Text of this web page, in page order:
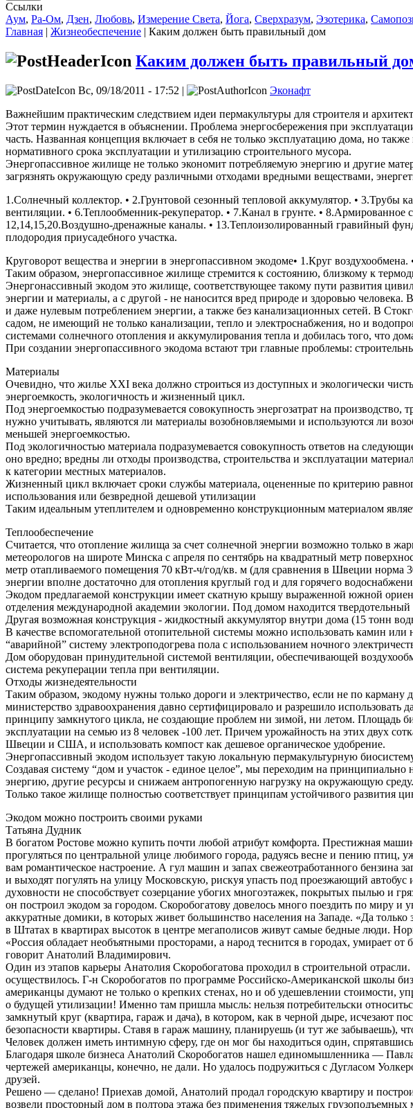
Ссылки
Аум, Ра-Ом, Дзен, Любовь, Измерение Света, Йога, Сверхразум, Эзотерика,
Главная | Жизнеобеспечение | Каким должен быть правильный дом
Каким должен быть правильный
Вс, 09/18/2011 - 17:52 |
Эконафт
Важнейшим практическим следствием идеи пермакультуры для строителя и
Этот термин нуждается в объяснении. Проблема энергосбережения при
часть. Названная концепция включает в себя не только эксплуатацию дома, но
нормативного срока эксплуатации и утилизацию строительного мусора.
Энергопассивное жилище не только экономит потребляемую энергию и другие
загрязнять окружающую среду различными отходами вредными веществами,
1.Солнечный коллектор. • 2.Грунтовой сезонный тепловой аккумулятор. •
вентиляции. • 6.Теплообменник-рекуператор. • 7.Канал в грунте. •
12,14,15,20.Воздушно-дренажные каналы. • 13.Теплоизолированный гравийный
плодородия приусадебного участка.
Круговорот вещества и энергии в энергопассивном экодоме• 1.Круг
Таким образом, энергопассивное жилище стремится к состоянию, близкому к
Энергонассивный экодом это жилище, соответствующее такому пути развития
энергии и материалы, а с другой - не наносится вред природе и здоровью
и даже нулевым потреблением энергии, а также без канализационных сетей. В
садом, не имеющий не только канализации, тепло и электроснабжения, но и
системами солнечного отопления и аккумулирования тепла и добилась того, что
При создании энергопассивного экодома встают три главные проблемы:
Материалы
Очевидно, что жилье XXI века должно строиться из доступных и экологически
энергоемкость, экологичность и жизненный цикл.
Под энергоемкостью подразумевается совокупность энергозатрат на
нужно учитывать, являются ли материалы возобновляемыми и используются ли
меньшей энергоемкостью.
Под экологичностью материала подразумевается совокупность ответов на
оно вредно; вредны ли отходы производства, строительства и эксплуатации
к категории местных материалов.
Жизненный цикл включает сроки службы материала, оцененные по критерию
использования или безвредной дешевой утилизации
Таким идеальным утеплителем и одновременно конструкционным материалом
Теплообеспечение
Считается, что отопление жилища за счет солнечной энергии возможно только в
метеорологов на широте Минска с апреля по сентябрь на квадратный метр
метр отапливаемого помещения 70 кВт-ч/год/кв. м (для сравнения в Швеции норма
энергии вполне достаточно для отопления круглый год и для горячего
Экодом предлагаемой конструкции имеет скатную крышу выраженной южной
отделения международной академии экологии. Под домом находится
Другая возможная конструкция - жидкостный аккумулятор внутри дома (15 тонн
В качестве вспомогательной отопительной системы можно использовать камин
“аварийной” систему электроподогрева пола с использованием ночного
Дом оборудован принудительной системой вентиляции, обеспечивающей
система рекуперации тепла при вентиляции.
Отходы жизнедеятельности
Таким образом, экодому нужны только дороги и электричество, если не по
министерство здравоохранения давно сертифицировало и разрешило
принципу замкнутого цикла, не создающие проблем ни зимой, ни летом. Площадь
эксплуатации на семью из 8 человек -100 лет. Причем урожайность на этих двух
Швеции и США, и использовать компост как дешевое органическое удобрение.
Энергопассивный экодом использует такую локальную пермакультурную
Создавая систему “дом и участок - единое целое”, мы переходим на
энергию, другие ресурсы и снижаем антропогенную нагрузку на окружающую
Только такое жилище полностью соответствует принципам устойчивого развития
Экодом можно построить своими руками
Татьяна Дудник
В богатом Ростове можно купить почти любой атрибут комфорта. Престижная
прогуляться по центральной улице любимого города, радуясь весне и пению птиц,
вам романтическое настроение. А гул машин и запах свежеотработанного бензина
и выходят погулять на улицу Московскую, рискуя упасть под проезжающий
духовности не способствует созерцание убогих многоэтажек, покрытых пылью и
он построил экодом за городом. Скоробогатову довелось много поездить по миру
аккуратные домики, в которых живет большинство населения на Западе. «Да
в Штатах в квартирах высоток в центре мегаполисов живут самые бедные люди.
«Россия обладает необъятными просторами, а народ теснится в городах, умирает
говорит Анатолий Владимирович.
Один из этапов карьеры Анатолия Скоробогатова проходил в строительной
осуществилось. Г-н Скоробогатов по программе Российско-Американской школы
американцы думают не только о крепких стенах, но и об удешевлении стоимости,
о будущей утилизации! Именно там пришла мысль: нельзя потребительски
замкнутый круг (квартира, гараж и дача), в котором, как в черной дыре, исчезают
безопасности квартиры. Ставя в гараж машину, планируешь (и тут же забываешь),
Человек должен иметь интимную сферу, где он мог бы находиться один,
Благодаря школе бизнеса Анатолий Скоробогатов нашел единомышленника —
чертежей американцы, конечно, не дали. Но удалось подружиться с Дугласом
друзей.
Решено — сделано! Приехав домой, Анатолий продал городскую квартиру и
возвели просторный дом в полтора этажа без применения тяжелых